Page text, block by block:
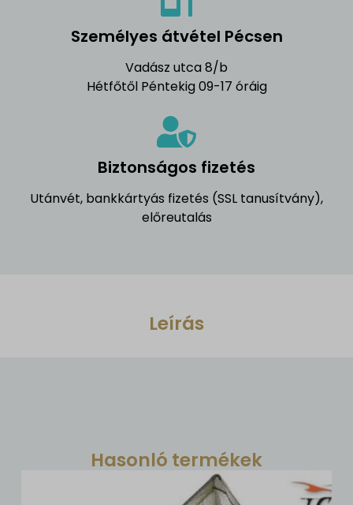
Személyes átvétel Pécsen
Vadász utca 8/b
Hétfőtől Péntekig 09-17 óráig
Biztonságos fizetés
Utánvét, bankkártyás fizetés (SSL tanusítvány),
előreutalás
Leírás
Hasonló termékek